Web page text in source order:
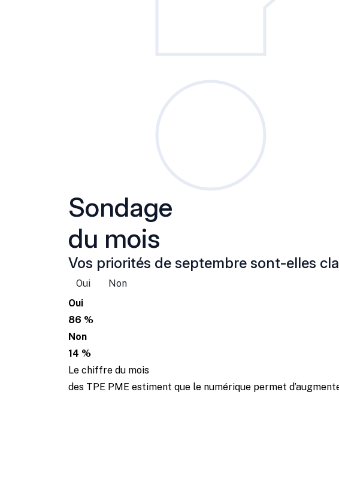
Sondage
du mois
Vos priorités de septembre sont-elles
Oui
Non
Oui
86 %
Non
14 %
Le chiffre du mois
des TPE PME estiment que le numérique permet